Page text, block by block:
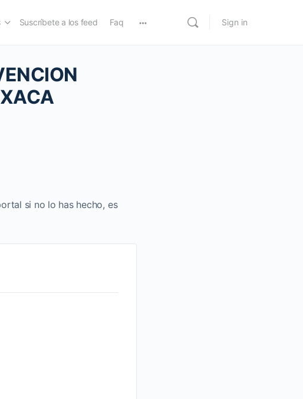
Suscríbete a los feed Faq Sign in
si no lo has hecho, es